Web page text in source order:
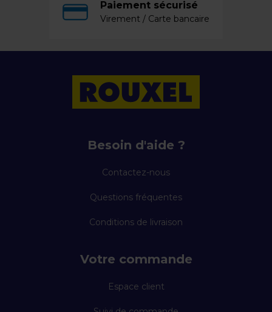
Paiement sécurisé
Virement / Carte bancaire
Besoin d'aide ?
Contactez-nous
Questions fréquentes
Conditions de livraison
Votre commande
Espace client